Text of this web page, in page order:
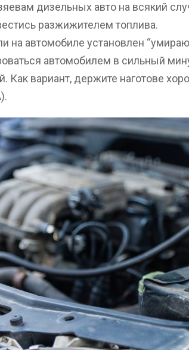
дизельных авто на всякий
разжижителем топлива.
на автомобиле установлен
автомобилем в сильный
Как вариант, держите наготове